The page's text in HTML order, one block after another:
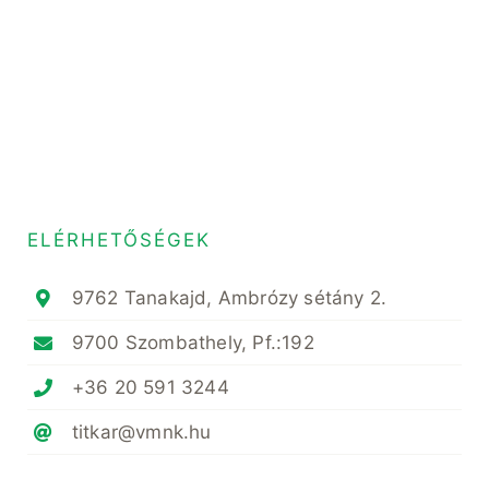
ELÉRHETŐSÉGEK
9762 Tanakajd, Ambrózy sétány 2.
9700 Szombathely, Pf.:192
+36 20 591 3244
titkar@vmnk.hu